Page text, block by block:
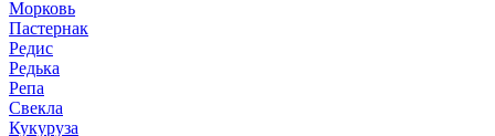
Морковь
Пастернак
Редис
Редька
Репа
Свекла
Кукуруза